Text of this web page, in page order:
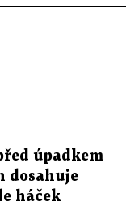
úpadkem
dosahuje
háček